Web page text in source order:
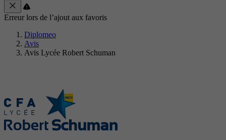
Erreur lors de l’ajout aux favoris
Diplomeo
Avis
Avis Lycée Robert Schuman